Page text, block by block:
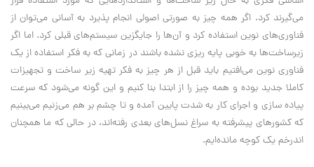
می‌گیرند کرد. اگر همه چیز به صورتی اصولی انجام پذیرد به آسانی می‌توان از
فناوری‌های نوین استفاده کرد و آن‌ها را جایگزین سیستم‌های قبلی کرد. اما اگر
زیرساخت‌ها به خوبی پایه ریزی نشده باشند در زمانی که به فکر استفاده از یک
فناوری نوین می‌افتیم باید قبل از هر چیز به فکر تهیه زیر ساخت و تجهیزات
کاملا جدید بوده و همه چیز را از ابتدا بنا کنیم و این گونه می‌شود که سرعت
پیاده سازی و اجرای کار به شدت پایین آمده و تا چشم بر هم می‌زنیم می‌بینیم
که کشورهای پیشرفته به سراغ نسل‌های بعدی رفته‌اند، در حالی که ما همچنان
اندرخم یک کوچه مانده‌ایم.